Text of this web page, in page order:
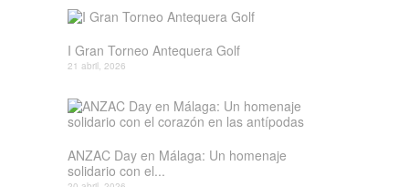
I Gran Torneo Antequera Golf
21 abril, 2026
ANZAC Day en Málaga: Un homenaje
solidario con el...